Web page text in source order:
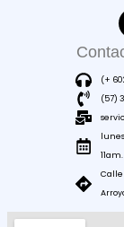
(+
(57)
11am.
Calle
Como